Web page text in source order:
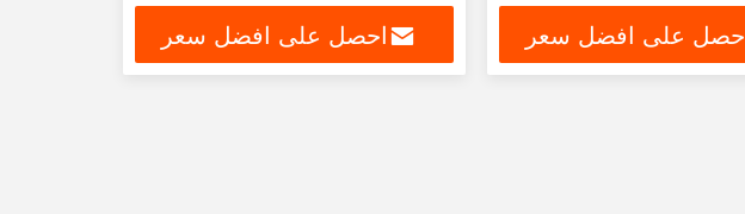
احصل على افضل سعر احصل على افضل سعر